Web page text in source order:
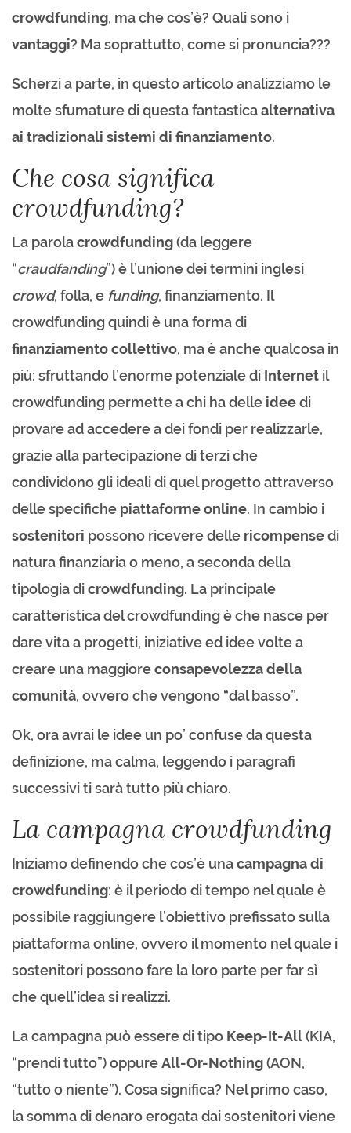
crowdfunding, ma che cos’è? Quali sono i
vantaggi? Ma soprattutto, come si pronuncia???
Scherzi a parte, in questo articolo analizziamo le
molte sfumature di questa fantasticaalternativa
ai tradizionali sistemi di finanziamento.
Che cosa significa
crowdfunding?
La parolacrowdfunding(da leggere
“craudfanding”) è l’unione dei termini inglesi
crowd, folla, e funding, finanziamento. Il
crowdfunding quindi è una forma di
finanziamento collettivo, ma è anche qualcosa in
più: sfruttando l’enorme potenziale di Internet il
crowdfunding permette a chi ha delle ideedi
provare ad accedere a dei fondi per realizzarle,
grazie alla partecipazione di terzi che
condividono gli ideali di quel progetto attraverso
delle specifiche piattaforme online. In cambio i
sostenitori possono ricevere delle ricompensedi
natura finanziaria o meno, a seconda della
tipologia dicrowdfunding. La principale
caratteristica del crowdfunding è che nasce per
dare vita a progetti, iniziative ed idee volte a
creare una maggioreconsapevolezza della
comunità, ovvero che vengono “dal basso”.
Ok, ora avrai le idee un po’ confuse da questa
definizione, ma calma, leggendo i paragrafi
successivi ti sarà tutto più chiaro.
La campagna crowdfunding
Iniziamo definendo che cos’è unacampagna di
crowdfunding: è il periodo di tempo nel quale è
possibile raggiungere l’obiettivo prefissato sulla
piattaforma online, ovvero il momento nel quale i
sostenitori possono fare la loro parte per far sì
che quell’idea si realizzi.
La campagna può essere di tipo Keep-It-All(KIA,
“prendi tutto”) oppureAll-Or-Nothing(AON,
“tutto o niente”). Cosa significa? Nel primo caso,
la somma di denaro erogata dai sostenitori viene